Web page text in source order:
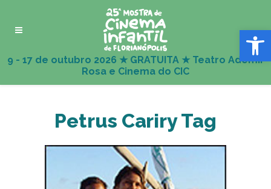
Abrir
Petrus Cariry Tag